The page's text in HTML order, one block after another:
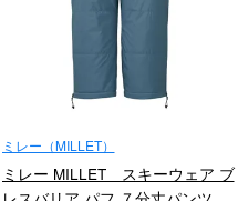
ミレー（MILLET）
ミレー MILLET スキーウェア ブ